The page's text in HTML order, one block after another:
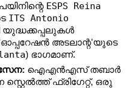
ESPS Reina
ITS Antonio
യുദ്ധക്കപ്പലുകൾ
അടലാന്റ'യുടെ
) ഭാഗമാണ്.
ഐഎൻഎസ് തബാർ
സ്റ്റെൽത്ത് ഫ്രിഗേറ്റ്, ഒരു